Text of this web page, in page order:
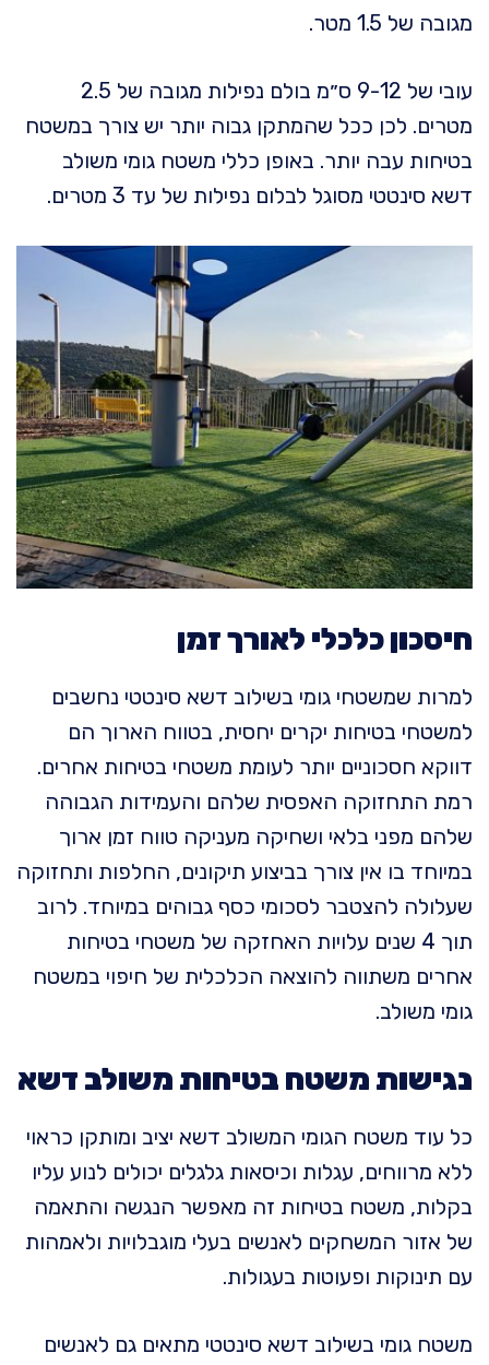
מגובה של 1.5 מטר.
עובי של 9-12 ס״מ בולם נפילות מגובה של 2.5
מטרים. לכן ככל שהמתקן גבוה יותר יש צורך במשטח
בטיחות עבה יותר. באופן כללי משטח גומי משולב
דשא סינטטי מסוגל לבלום נפילות של עד 3 מטרים.
חיסכון כלכלי לאורך זמן
למרות שמשטחי גומי בשילוב דשא סינטטי נחשבים
למשטחי בטיחות יקרים יחסית, בטווח הארוך הם
דווקא חסכוניים יותר לעומת משטחי בטיחות אחרים.
רמת התחזוקה האפסית שלהם והעמידות הגבוהה
שלהם מפני בלאי ושחיקה מעניקה טווח זמן ארוך
במיוחד בו אין צורך בביצוע תיקונים, החלפות ותחזוקה
שעלולה להצטבר לסכומי כסף גבוהים במיוחד. לרוב
תוך 4 שנים עלויות האחזקה של משטחי בטיחות
אחרים משתווה להוצאה הכלכלית של חיפוי במשטח
גומי משולב.
נגישות משטח בטיחות משולב דשא
כל עוד משטח הגומי המשולב דשא יציב ומותקן כראוי
ללא מרווחים, עגלות וכיסאות גלגלים יכולים לנוע עליו
בקלות, משטח בטיחות זה מאפשר הנגשה והתאמה
של אזור המשחקים לאנשים בעלי מוגבלויות ולאמהות
עם תינוקות ופעוטות בעגולות.
משטח גומי בשילוב דשא סינטטי מתאים גם לאנשים